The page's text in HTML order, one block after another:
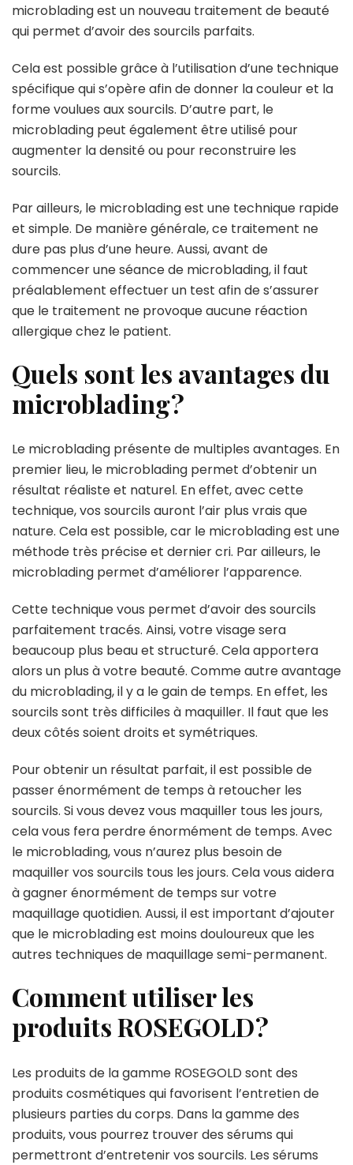
microblading est un nouveau traitement de beauté
qui permet d’avoir des sourcils parfaits.
Cela est possible grâce à l’utilisation d’une technique
spécifique qui s’opère afin de donner la couleur et la
forme voulues aux sourcils. D’autre part, le
microblading peut également être utilisé pour
augmenter la densité ou pour reconstruire les
sourcils.
Par ailleurs, le microblading est une technique rapide
et simple. De manière générale, ce traitement ne
dure pas plus d’une heure. Aussi, avant de
commencer une séance de microblading, il faut
préalablement effectuer un test afin de s’assurer
que le traitement ne provoque aucune réaction
allergique chez le patient.
Quels sont les avantages du
microblading ?
Le microblading présente de multiples avantages. En
premier lieu, le microblading permet d’obtenir un
résultat réaliste et naturel. En effet, avec cette
technique, vos sourcils auront l’air plus vrais que
nature. Cela est possible, car le microblading est une
méthode très précise et dernier cri. Par ailleurs, le
microblading permet d’améliorer l’apparence.
Cette technique vous permet d’avoir des sourcils
parfaitement tracés. Ainsi, votre visage sera
beaucoup plus beau et structuré. Cela apportera
alors un plus à votre beauté. Comme autre avantage
du microblading, il y a le gain de temps. En effet, les
sourcils sont très difficiles à maquiller. Il faut que les
deux côtés soient droits et symétriques.
Pour obtenir un résultat parfait, il est possible de
passer énormément de temps à retoucher les
sourcils. Si vous devez vous maquiller tous les jours,
cela vous fera perdre énormément de temps. Avec
le microblading, vous n’aurez plus besoin de
maquiller vos sourcils tous les jours. Cela vous aidera
à gagner énormément de temps sur votre
maquillage quotidien. Aussi, il est important d’ajouter
que le microblading est moins douloureux que les
autres techniques de maquillage semi-permanent.
Comment utiliser les
produits ROSEGOLD ?
Les produits de la gamme ROSEGOLD sont des
produits cosmétiques qui favorisent l’entretien de
plusieurs parties du corps. Dans la gamme des
produits, vous pourrez trouver des sérums qui
permettront d’entretenir vos sourcils. Les sérums